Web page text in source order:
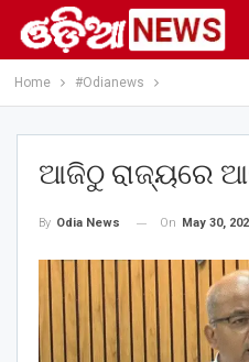
Home #Odianews
ଆଜିଠୁ ରାଜ୍ୟରେ
By Odia News On May 30,